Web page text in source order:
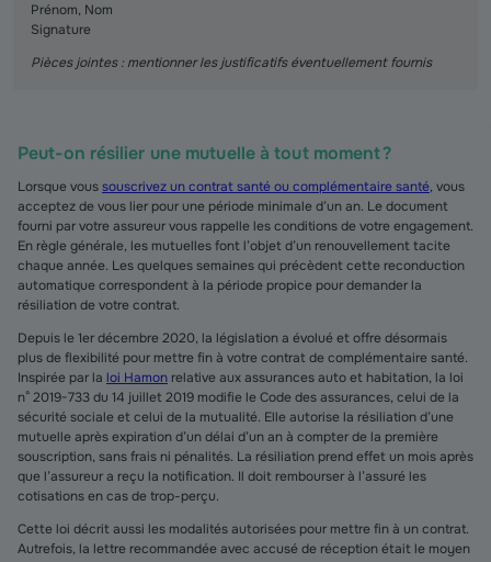
Prénom, Nom
Signature
Pièces jointes : mentionner les justificatifs éventuellement fournis
Peut-on résilier une mutuelle à tout moment ?
Lorsque voussouscrivez un contrat santé ou complémentaire santé, vous
acceptez de vous lier pour une période minimale d’un an. Le document
fourni par votre assureur vous rappelle les conditions de votre engagement.
En règle générale, les mutuelles font l’objet d’un renouvellement tacite
chaque année. Les quelques semaines qui précèdent cette reconduction
automatique correspondent à la période propice pour demander la
résiliation de votre contrat.
Depuis le 1er décembre 2020, la législation a évolué et offre désormais
plus de flexibilité pour mettre fin à votre contrat de complémentaire santé.
Inspirée par la loi Hamon relative aux assurances auto et habitation, la loi
n° 2019-733 du 14 juillet 2019 modifie le Code des assurances, celui de la
sécurité sociale et celui de la mutualité. Elle autorise la résiliation d’une
mutuelle après expiration d’un délai d’un an à compter de la première
souscription, sans frais ni pénalités. La résiliation prend effet un mois après
que l’assureur a reçu la notification. Il doit rembourser à l’assuré les
cotisations en cas de trop-perçu.
Cette loi décrit aussi les modalités autorisées pour mettre fin à un contrat.
Autrefois, la lettre recommandée avec accusé de réception était le moyen